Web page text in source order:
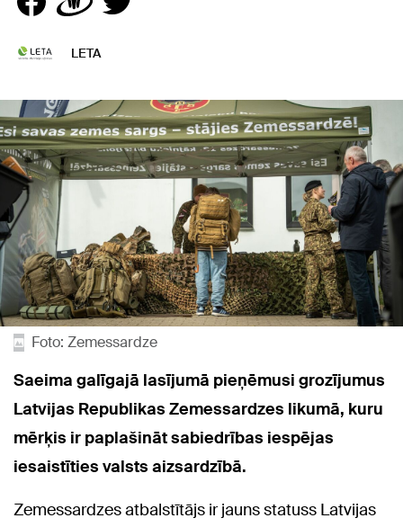
LETA
Foto: Zemessardze
Saeima galīgajā lasījumā pieņēmusi grozījumus
Latvijas Republikas Zemessardzes likumā, kuru
mērķis ir paplašināt sabiedrības iespējas
iesaistīties valsts aizsardzībā.
Zemessardzes atbalstītājs ir jauns statuss Latvijas